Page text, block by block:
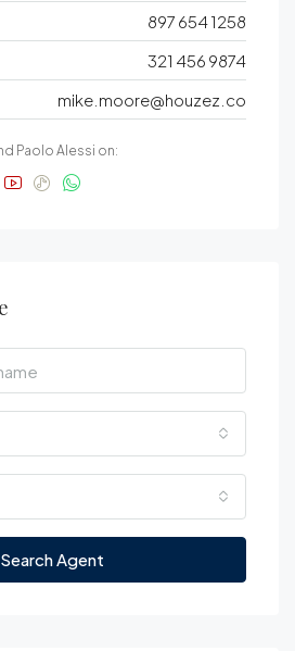
897 654 1258
321 456 9874
mike.moore@houzez.co
Paolo Alessi on:
Search Agent